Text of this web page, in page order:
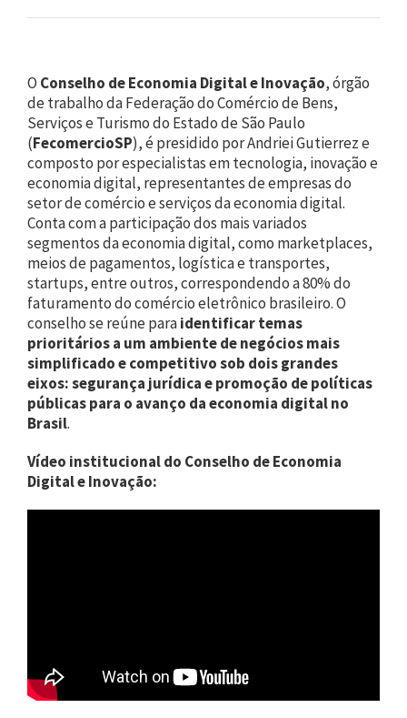
O Conselho de Economia Digital e Inovação, órgão
de trabalho da Federação do Comércio de Bens,
Serviços e Turismo do Estado de São Paulo
(FecomercioSP), é presidido por Andriei Gutierrez e
composto por especialistas em tecnologia, inovação e
economia digital, representantes de empresas do
setor de comércio e serviços da economia digital.
Conta com a participação dos mais variados
segmentos da economia digital, como marketplaces,
meios de pagamentos, logística e transportes,
startups, entre outros, correspondendo a 80% do
faturamento do comércio eletrônico brasileiro. O
conselho se reúne paraidentificar temas
prioritários a um ambiente de negócios mais
simplificado e competitivo sob dois grandes
eixos: segurança jurídica e promoção de políticas
públicas para o avanço da economia digital no
Brasil.
Vídeo institucional do Conselho de Economia
Digital e Inovação: